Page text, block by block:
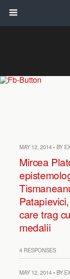
MAY 12, 2014 • BY
Mircea
care trag
medalii
4 RESPONSES
MAY 12, 2014 • BY